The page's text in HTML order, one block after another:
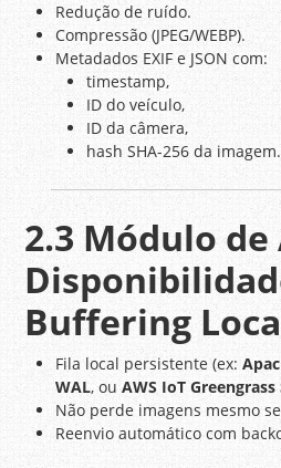
Redução de ruído.
Compressão (JPEG/WEBP).
Metadados EXIF e JSON com:
timestamp,
ID do veículo,
ID da câmera,
hash SHA-256 da imagem.
2.3 Módulo de
Buffering
Fila local persistente (ex:
WAL, ouAWS IoT
Não perde imagens mesmo
Reenvio automático com